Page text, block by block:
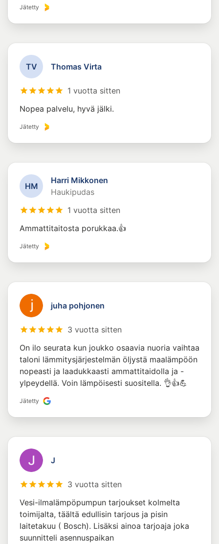
Jätetty
TV Thomas Virta
1 vuotta sitten
Nopea palvelu, hyvä jälki.
Jätetty
HM
Harri Mikkonen
Haukipudas
1 vuotta sitten
Ammattitaitosta porukkaa.👍
Jätetty
juha pohjonen
3 vuotta sitten
On ilo seurata kun joukko osaavia nuoria vaihtaa
taloni lämmitysjärjestelmän öljystä maalämpöön
nopeasti ja laadukkaasti ammattitaidolla ja -
ylpeydellä. Voin lämpöisesti suositella. 👌👍💪
Jätetty
J
3 vuotta sitten
Vesi-ilmalämpöpumpun tarjoukset kolmelta
toimijalta, täältä edullisin tarjous ja pisin
laitetakuu ( Bosch). Lisäksi ainoa tarjoaja joka
suunnitteli asennuspaikan